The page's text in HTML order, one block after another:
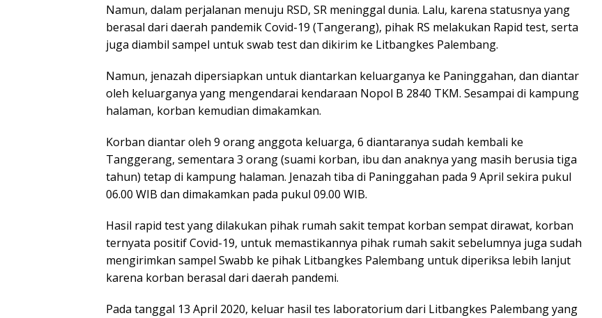
Namun, dalam perjalanan menuju RSD, SR meninggal dunia. Lalu, karena statusnya yang
berasal dari daerah pandemik Covid-19 (Tangerang), pihak RS melakukan Rapid test, serta
juga diambil sampel untuk swab test dan dikirim ke Litbangkes Palembang.
Namun, jenazah dipersiapkan untuk diantarkan keluarganya ke Paninggahan, dan diantar
oleh keluarganya yang mengendarai kendaraan Nopol B 2840 TKM. Sesampai di kampung
halaman, korban kemudian dimakamkan.
Korban diantar oleh 9 orang anggota keluarga, 6 diantaranya sudah kembali ke
Tanggerang, sementara 3 orang (suami korban, ibu dan anaknya yang masih berusia tiga
tahun) tetap di kampung halaman. Jenazah tiba di Paninggahan pada 9 April sekira pukul
06.00 WIB dan dimakamkan pada pukul 09.00 WIB.
Hasil rapid test yang dilakukan pihak rumah sakit tempat korban sempat dirawat, korban
ternyata positif Covid-19, untuk memastikannya pihak rumah sakit sebelumnya juga sudah
mengirimkan sampel Swabb ke pihak Litbangkes Palembang untuk diperiksa lebih lanjut
karena korban berasal dari daerah pandemi.
Pada tanggal 13 April 2020, keluar hasil tes laboratorium dari Litbangkes Palembang yang